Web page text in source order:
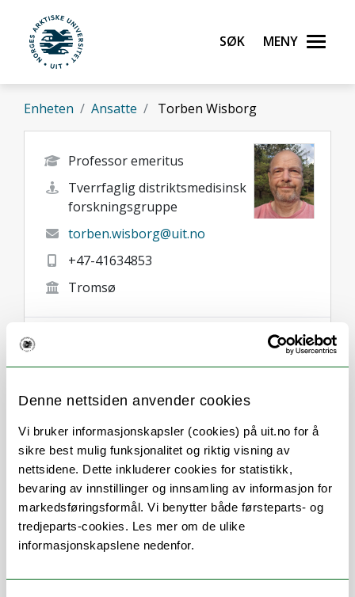
Denne nettsiden anvender cookies
Vi bruker informasjonskapsler (cookies) på uit.no for å
sikre best mulig funksjonalitet og riktig visning av
nettsidene. Dette inkluderer cookies for statistikk,
bevaring av innstillinger og innsamling av informasjon for
markedsføringsformål. Vi benytter både førsteparts- og
tredjeparts-cookies. Les mer om de ulike
informasjonskapslene nedenfor.
Gå til hovedinnhold
UiT Norges arktiske universitet
Søk Meny
Enheten Ansatte Torben Wisborg
Professor emeritus
Tverrfaglig distriktsmedisinsk
forskningsgruppe
torben.wisborg@uit.no
+47-41634853
Tromsø
Om
Forskning og undervisning
Publikasjoner
Andre publikasjoner
Stillingsbeskrivelse